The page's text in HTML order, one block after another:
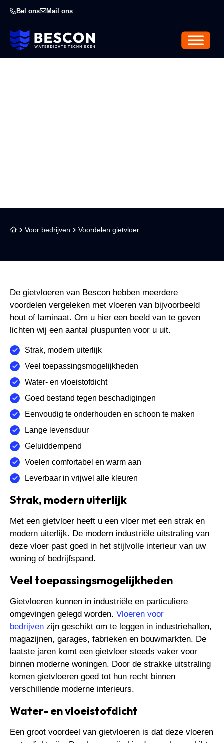
Bel ons Mail ons
Voor bedrijven Voordelen gietvloer
De gietvloeren van Bescon hebben meerdere
voordelen vergeleken met vloeren van bijvoorbeeld
hout of laminaat. Om u hier een beeld van te geven
lichten wij een aantal pluspunten voor u uit.
Strak, modern uiterlijk
Veel toepassingsmogelijkheden
Water- en vloeistofdicht
Goed bestand tegen beschadigingen
Eenvoudig te onderhouden en schoon te maken
Lange levensduur
Geluiddempend
Voelen comfortabel en warm aan
Leverbaar in vrijwel alle kleuren
Strak, modern uiterlijk
Met een gietvloer heeft u een vloer met een strak en
modern uiterlijk. De modern industriële uitstraling van
deze vloer past goed in het stijlvolle interieur van uw
woning of bedrijfspand.
Veel toepassingsmogelijkheden
Gietvloeren kunnen in industriële en particuliere
omgevingen gelegd worden. Vloeren voor
bedrijven zijn geschikt om te leggen in industriehallen,
magazijnen, garages, fabrieken en bouwmarkten. De
laatste jaren komt een gietvloer steeds vaker voor
binnen moderne woningen. Door de strakke uitstraling
komen gietvloeren goed tot hun recht binnen
verschillende moderne interieurs.
Water- en vloeistofdicht
Een groot voordeel van gietvloeren is dat deze vloeren